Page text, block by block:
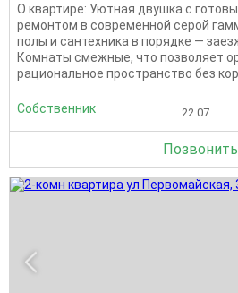
О квартире: Уютная двушка с
ремонтом в современной серой
полы и сантехника в порядке —
Комнаты смежные, что позволяет
рациональное пространство без
Собственник 22.07
Позвонить